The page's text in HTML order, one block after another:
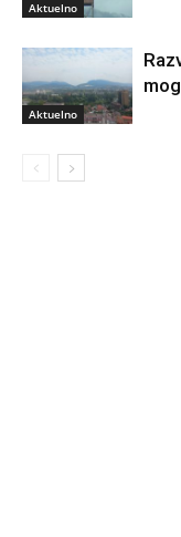
Aktuelno
Aktuelno